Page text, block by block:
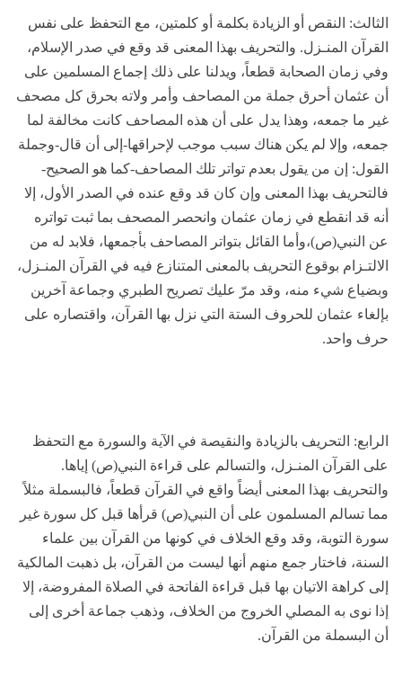
الثالث: النقص أو الزيادة بكلمة أو كلمتين، مع التحفظ على نفس
القرآن المنـزل. والتحريف بهذا المعنى قد وقع في صدر الإسلام،
وفي زمان الصحابة قطعاً، ويدلنا على ذلك إجماع المسلمين على
أن عثمان أحرق جملة من المصاحف وأمر ولاته بحرق كل مصحف
غير ما جمعه، وهذا يدل على أن هذه المصاحف كانت مخالفة لما
جمعه، وإلا لم يكن هناك سبب موجب لإحراقها-إلى أن قال-وجملة
القول: إن من يقول بعدم تواتر تلك المصاحف-كما هو الصحيح-
فالتحريف بهذا المعنى وإن كان قد وقع عنده في الصدر الأول، إلا
أنه قد انقطع في زمان عثمان وانحصر المصحف بما ثبت تواتره
عن النبي(ص)،وأما القائل بتواتر المصاحف بأجمعها، فلابد له من
الالتـزام بوقوع التحريف بالمعنى المتنازع فيه في القرآن المنـزل،
وبضياع شيء منه، وقد مرّ عليك تصريح الطبري وجماعة آخرين
بإلغاء عثمان للحروف الستة التي نزل بها القرآن، واقتصاره على
حرف واحد.
الرابع: التحريف بالزيادة والنقيصة في الآية والسورة مع التحفظ
على القرآن المنـزل، والتسالم على قراءة النبي(ص) إياها.
والتحريف بهذا المعنى أيضاً واقع في القرآن قطعاً، فالبسملة مثلاً
مما تسالم المسلمون على أن النبي(ص) قرأها قبل كل سورة غير
سورة التوبة، وقد وقع الخلاف في كونها من القرآن بين علماء
السنة، فاختار جمع منهم أنها ليست من القرآن، بل ذهبت المالكية
إلى كراهة الاتيان بها قبل قراءة الفاتحة في الصلاة المفروضة، إلا
إذا نوى به المصلي الخروج من الخلاف، وذهب جماعة أخرى إلى
أن البسملة من القرآن.